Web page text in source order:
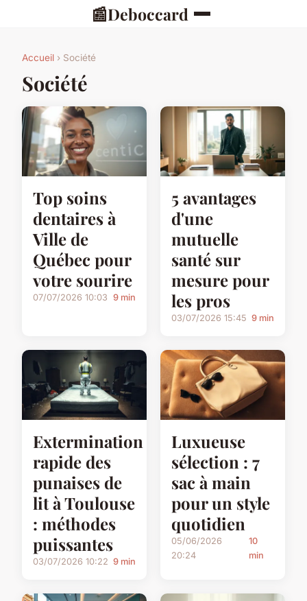
📰Deboccard
Accueil › Société
Société
Top soins
dentaires à
Ville de
Québec pour
votre sourire
07/07/2026 10:03 9 min
5 avantages
d'une
mutuelle
santé sur
mesure pour
les pros
03/07/2026 15:45 9 min
Extermination
rapide des
punaises de
lit à Toulouse
: méthodes
puissantes
03/07/2026 10:22 9 min
Luxueuse
sélection : 7
sac à main
pour un style
quotidien
05/06/2026
20:24
10
min